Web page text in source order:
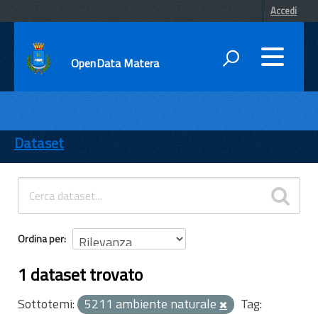
Accedi
OpenData Matera
ENTI
TEMI
INFORMAZIONI
Dataset
Ordina per
1 dataset trovato
Sottotemi: 5211 ambiente naturale
Tag: